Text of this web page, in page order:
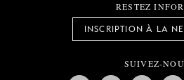
RESTEZ
INSCRIPTION À LA
SUIVEZ-